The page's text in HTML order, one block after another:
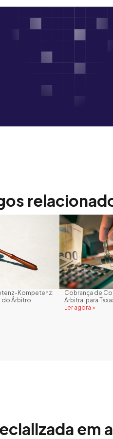
Kompetenz:
do Árbitro
Cobrança de
Arbitral para
Ler agora >
em